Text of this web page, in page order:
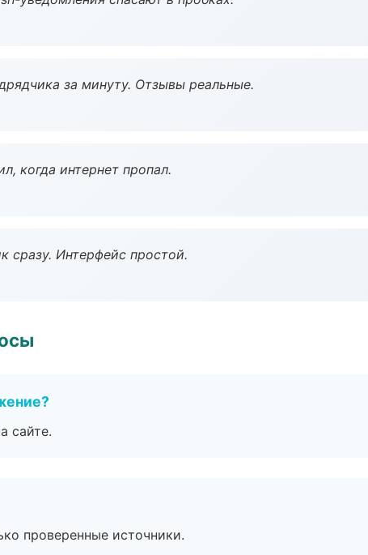
за минуту. Отзывы реальные.
когда интернет пропал.
сразу. Интерфейс простой.
сайте.
проверенные источники.